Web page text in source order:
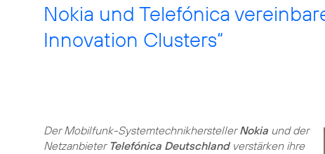
Nokia und Telefónica
Innovation Clusters“
Der Mobilfunk-SystemtechnikherstellerNokia und der
Netzanbieter Telefónica Deutschlandverstärken ihre